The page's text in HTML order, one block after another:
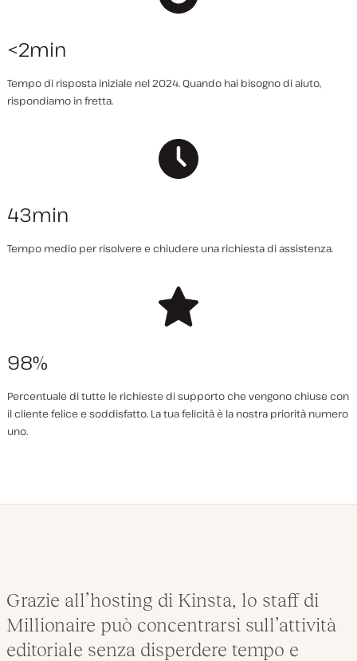
<2min
Tempo di risposta iniziale nel 2024. Quando hai bisogno di aiuto,
rispondiamo in fretta.
43min
Tempo medio per risolvere e chiudere una richiesta di assistenza.
98%
Percentuale di tutte le richieste di supporto che vengono chiuse con
il cliente felice e soddisfatto. La tua felicità è la nostra priorità numero
uno.
Grazie all’hosting di Kinsta, lo staff di
Millionaire può concentrarsi sull’attività
editoriale senza disperdere tempo e